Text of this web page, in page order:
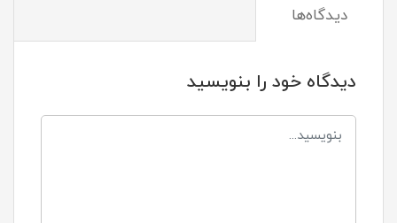
دیدگاه‌ها
دیدگاه خود را بنویسید